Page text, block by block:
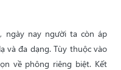
ngày nay người ta còn áp
và đa dạng. Tùy thuộc vào
về phông riêng biệt. Kết